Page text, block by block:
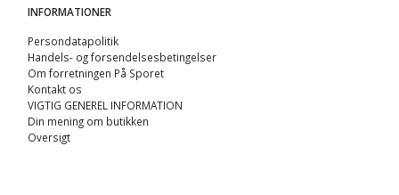
INFORMATIONER
Persondatapolitik
Handels- og forsendelsesbetingelser
Om forretningen På Sporet
Kontakt os
VIGTIG GENEREL INFORMATION
Din mening om butikken
Oversigt